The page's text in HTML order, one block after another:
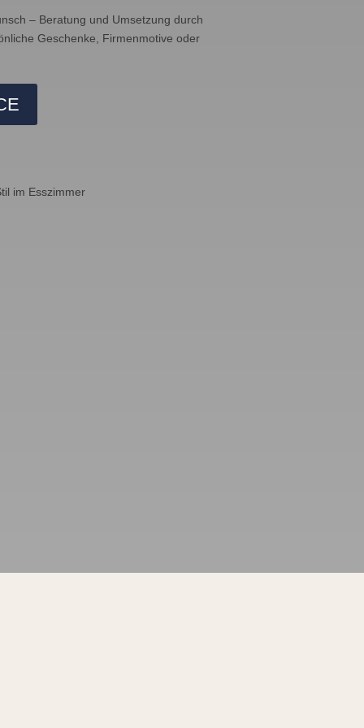
– Beratung und Umsetzung durch
Geschenke, Firmenmotive oder